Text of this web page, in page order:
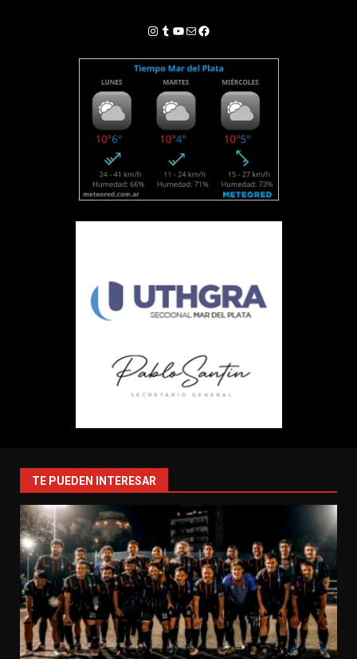
Instagram
Tumblr
YouTube
Correo electrónico
Facebook
TE PUEDEN INTERESAR